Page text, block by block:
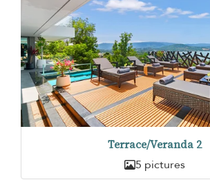
Terrace/Veranda 2
5 pictures